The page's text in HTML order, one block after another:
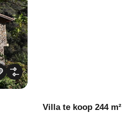
Villa te koop 244 m²